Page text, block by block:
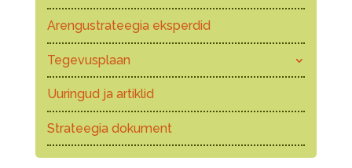
Arengustrateegia eksperdid
Tegevusplaan
Uuringud ja artiklid
Strateegia dokument